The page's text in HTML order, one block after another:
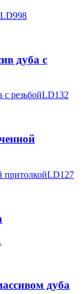
LD998
дуба с
LD132
LD127
дуба